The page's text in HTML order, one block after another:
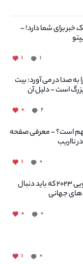
خبر برای شما دارد! –
۱ ۱
صدا در می آورد: بیت
است - دلیل آن
۲ ۰
مهم است؟ - معرفی صفحه
نااریب
۰ ۱
مهم ترین رویداد های کریپتویی ۲۰۲۳ که باید دنبال
های جهانی
۰ ۰
۰ ۱